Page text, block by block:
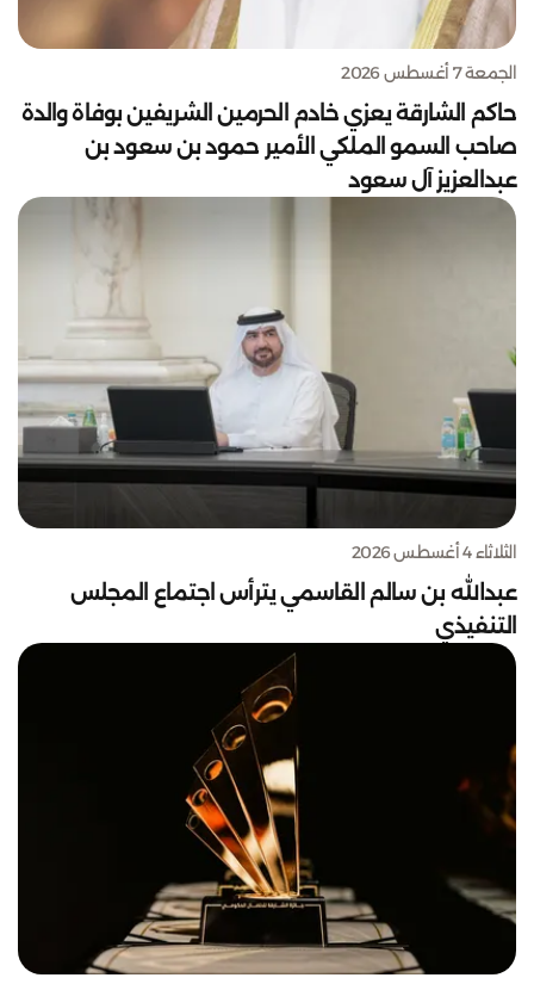
الجمعة 7 أغسطس 2026
حاكم الشارقة يعزي خادم الحرمين الشريفين بوفاة والدة
صاحب السمو الملكي الأمير حمود بن سعود بن
عبدالعزيز آل سعود
الثلاثاء 4 أغسطس 2026
عبدالله بن سالم القاسمي يترأس اجتماع المجلس
التنفيذي